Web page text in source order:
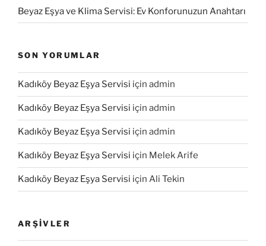
Beyaz Eşya ve Klima Servisi: Ev Konforunuzun Anahtarı
SON YORUMLAR
Kadıköy Beyaz Eşya Servisi için admin
Kadıköy Beyaz Eşya Servisi için admin
Kadıköy Beyaz Eşya Servisi için admin
Kadıköy Beyaz Eşya Servisi için Melek Arife
Kadıköy Beyaz Eşya Servisi için Ali Tekin
ARŞIVLER